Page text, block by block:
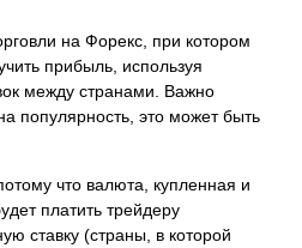
на Форекс, при котором
прибыль, используя
между странами. Важно
популярность, это может быть
что валюта, купленная и
платить трейдеру
ставку (страны, в которой